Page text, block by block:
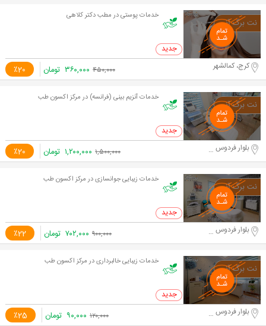
خدمات پوستی در مطب دکتر کلاهی
0 خرید
٪20 کرج، کمالشهر ۴۵۰,۰۰۰ ۳۶۰,۰۰۰ تومان
خدمات آنزیم بینی (فرانسه) در مرکز اکسون طب
0 خرید
٪20 بلوار فردوس شرق. نبش رامین جنوبی ۱,۵۰۰,۰۰۰ ۱,۲۰۰,۰۰۰ تومان
خدمات زیبایی جوانسازی در مرکز اکسون طب
0 خرید
٪22 بلوار فردوس شرق. نبش رامین جنوبی ۹۰۰,۰۰۰ ۷۰۲,۰۰۰ تومان
خدمات زیبایی خالبرداری در مرکز اکسون طب
0 خرید
٪25 بلوار فردوس شرق. نبش رامین جنوبی ۱۲۰,۰۰۰ ۹۰,۰۰۰ تومان